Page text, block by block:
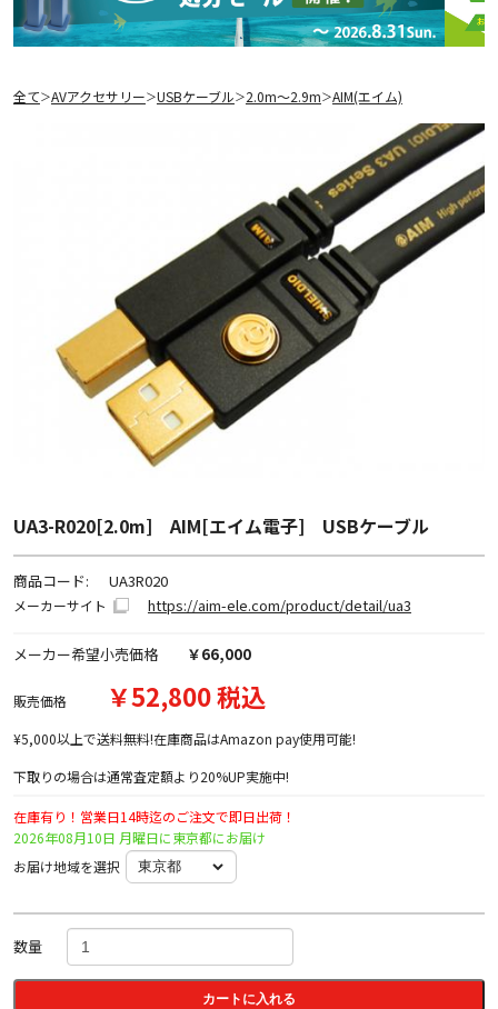
全て＞AVアクセサリー＞USBケーブル＞2.0m〜2.9m＞AIM(エイム)
UA3-R020[2.0m] AIM[エイム電子] USBケーブル
商品コード: UA3R020
メーカーサイト https://aim-ele.com/product/detail/ua3
メーカー希望小売価格 ￥66,000
販売価格 ￥52,800 税込
¥5,000以上で送料無料!在庫商品はAmazon pay使用可能!
下取りの場合は通常査定額より20%UP実施中!
在庫有り！営業日14時迄のご注文で即日出荷！
2026年08月10日 月曜日に東京都にお届け
お届け地域を選択
数量
カートに入れる